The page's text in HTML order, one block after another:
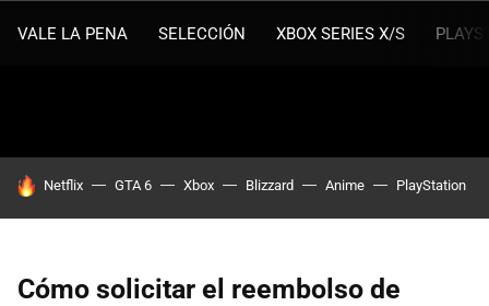
VALE LA PENA SELECCIÓN XBOX SERIES X/S
HOY SE HABLA DE
Netflix GTA 6 Xbox Blizzard Anime PlayStation
Cómo solicitar el reembolso de